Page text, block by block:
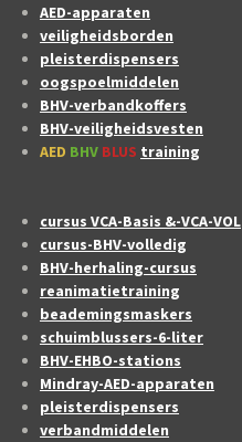
AED-apparaten
veiligheidsborden
pleisterdispensers
oogspoelmiddelen
BHV-verbandkoffers
BHV-veiligheidsvesten
AED BHV BLUS training
cursus VCA-Basis &-VCA-VOL
cursus-BHV-volledig
BHV-herhaling-cursus
reanimatietraining
beademingsmaskers
schuimblussers-6-liter
BHV-EHBO-stations
Mindray-AED-apparaten
pleisterdispensers
verbandmiddelen